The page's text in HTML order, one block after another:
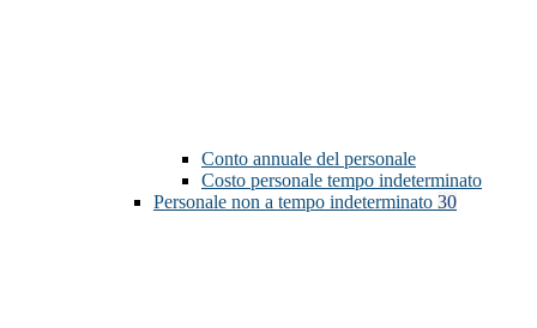
Conto annuale del personale
Costo personale tempo indeterminato
Personale non a tempo indeterminato 30